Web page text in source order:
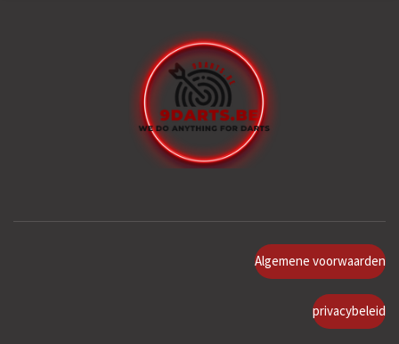
Algemene voorwaarden
privacybeleid